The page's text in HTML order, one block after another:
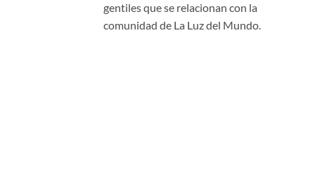
gentiles que se relacionan con la
comunidad de La Luz del Mundo.